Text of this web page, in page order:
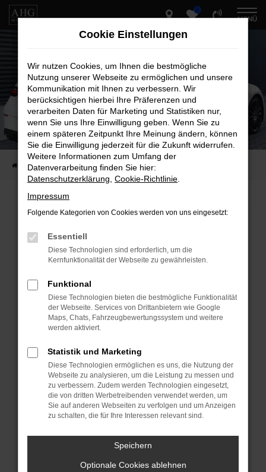
Zum
0
MENÜ
Startseite Fahrzeug-Showroom
Beim Laden ist ein Fehler aufgetreten.
Hier sind ein paar Tipps, die dir helfen können:
Internetverbindung.
Laden andere Webseiten, zum Beispiel deine
Suchmaschine?
Prüfe deine Browsererweiterungen.
das Laden bestimmter Seiten verhindern.
Funktioniert die Seite in einem anderen Browser
oder in einem privaten Fenster?
Starte dein Gerät neu.
Das kann manchmal helfen, vorübergehende
Probleme zu beheben.
Stelle sicher, dass dein Browser und dein
Betriebssystem auf dem neuesten Stand sind.
Veraltete Software birgt nicht nur ein
Cookie Einstellungen
Wir nutzen Cookies, um Ihnen die bestmögliche
Nutzung unserer Webseite zu ermöglichen und unsere
Kommunikation mit Ihnen zu verbessern. Wir
berücksichtigen hierbei Ihre Präferenzen und
verarbeiten Daten für Marketing und Statistiken nur,
wenn Sie uns Ihre Einwilligung geben. Wenn Sie zu
einem späteren Zeitpunkt Ihre Meinung ändern, können
Sie die Einwilligung jederzeit für die Zukunft widerrufen.
Weitere Informationen zum Umfang der
Datenverarbeitung finden Sie hier:
Datenschutzerklärung Cookie-Richtlinie
Impressum
Folgende Kategorien von Cookies werden von uns eingesetzt:
Essentiell
Diese Technologien sind erforderlich, um die
Kernfunktionalität der Webseite zu gewährleisten.
Funktional
Diese Technologien bieten die bestmögliche Funktionalität
der Webseite. Services von Drittanbietern wie Google
Maps, Chats, Fahrzeugbewertungssystem und weitere
werden aktiviert.
Statistik und Marketing
Diese Technologien ermöglichen es uns, die Nutzung der
Webseite zu analysieren, um die Leistung zu messen und
zu verbessern. Zudem werden Technologien eingesetzt,
die von dritten Werbetreibenden verwendet werden, um
Sie auf anderen Webseiten zu verfolgen und um Anzeigen
zu schalten, die für Ihre Interessen relevant sind.
Speichern
Optionale Cookies ablehnen